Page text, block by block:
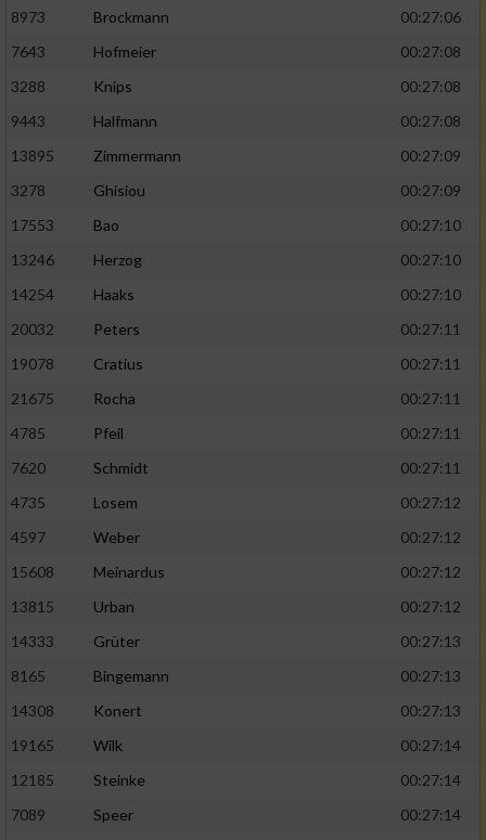
8973
Brockmann
00:27:06
7643
Hofmeier
00:27:08
3288
Knips
00:27:08
9443
Halfmann
00:27:08
13895
Zimmermann
00:27:09
3278
Ghisiou
00:27:09
17553
Bao
00:27:10
13246
Herzog
00:27:10
14254
Haaks
00:27:10
20032
Peters
00:27:11
19078
Cratius
00:27:11
21675
Rocha
00:27:11
4785
Pfeil
00:27:11
7620
Schmidt
00:27:11
4735
Losem
00:27:12
4597
Weber
00:27:12
15608
Meinardus
00:27:12
13815
Urban
00:27:12
14333
Grüter
00:27:13
8165
Bingemann
00:27:13
14308
Konert
00:27:13
19165
Wilk
00:27:14
12185
Steinke
00:27:14
7089
Speer 00:27:14